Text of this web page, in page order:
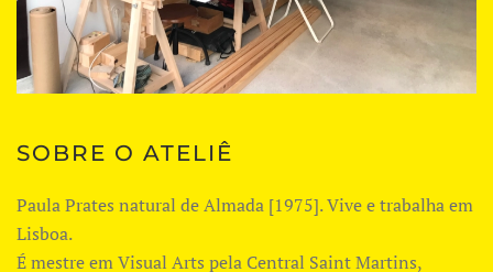
SOBRE O ATELIÊ
Paula Prates natural de Almada [1975]. Vive e trabalha em
Lisboa.
É mestre em Visual Arts pela Central Saint Martins,